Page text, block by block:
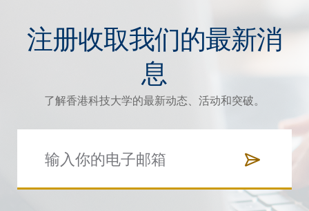
注册收取我们的最新消
息
了解香港科技大学的最新动态、活动和突破。